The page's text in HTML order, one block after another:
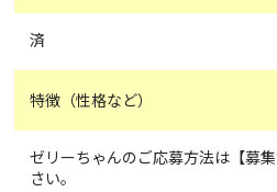
済
特徴（性格など）
ゼリーちゃんのご応募方法は【募
さい。